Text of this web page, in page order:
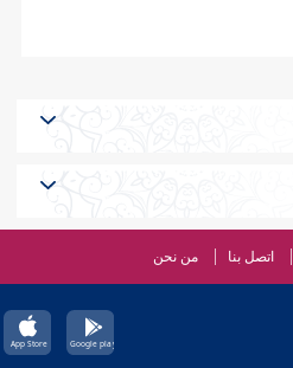
اتصل بنا من نحن